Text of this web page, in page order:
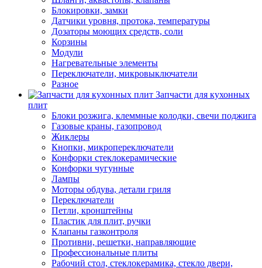
Блокировки, замки
Датчики уровня, протока, температуры
Дозаторы моющих средств, соли
Корзины
Модули
Нагревательные элементы
Переключатели, микровыключатели
Разное
Запчасти для кухонных
плит
Блоки розжига, клеммные колодки, свечи поджига
Газовые краны, газопровод
Жиклеры
Кнопки, микропереключатели
Конфорки стеклокерамические
Конфорки чугунные
Лампы
Моторы обдува, детали гриля
Переключатели
Петли, кронштейны
Пластик для плит, ручки
Клапаны газконтроля
Противни, решетки, направляющие
Профессиональные плиты
Рабочий стол, стеклокерамика, стекло двери,